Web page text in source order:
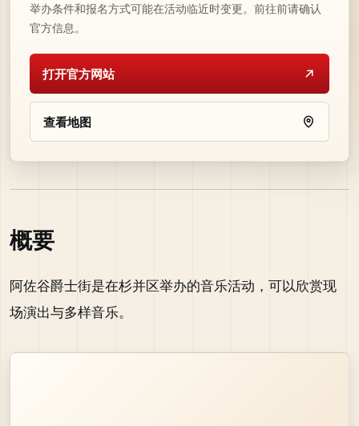
举办条件和报名方式可能在活动临近时变更。前往前请确认
官方信息。
打开官方网站
查看地图
概要
阿佐谷爵士街是在杉并区举办的音乐活动，可以欣赏现
场演出与多样音乐。